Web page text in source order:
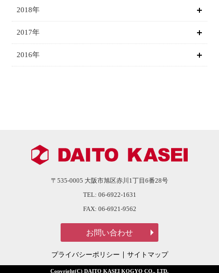
2018年
2017年
2016年
〒535-0005 大阪市旭区赤川1丁目6番28号
TEL: 06-6922-1631
FAX: 06-6921-9562
プライバシーポリシー サイトマップ
Copyright(C) DAITO KASEI KOGYO CO., LTD.